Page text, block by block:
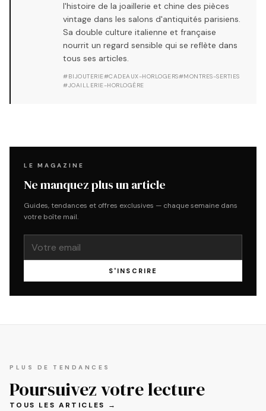
l'histoire de la joaillerie et chine des pièces
vintage dans les salons d'antiquités parisiens.
Sa double culture italienne et française
nourrit un regard sensible qui se reflète dans
tous ses articles.
#BIJOUTERIE#CADEAUX-HORLOGERS#MONTRES-SERTIES
#JOAILLERIE-HORLOGÈRE
LE MAGAZINE
Ne manquez plus un article
Guides, tendances et offres exclusives — chaque semaine dans
votre boîte mail.
S'INSCRIRE
PLUS DE TENDANCES
Poursuivez votre lecture
TOUS LES ARTICLES →